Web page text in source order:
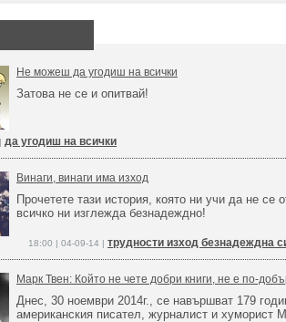
Не можеш да угодиш на всички
Затова не се и опитвай!
да угодиш на всички
Винаги, винаги има изход
Прочетете тази история, която ни учи да не се
всичко ни изглежда безнадеждно!
18:00 | 04-09-14 | трудности изход безнадеждна
Марк Твен: Който не чете добри книги, не е по-
Днес, 30 ноември 2014г., се навършват 179
американския писател, журналист и хуморист